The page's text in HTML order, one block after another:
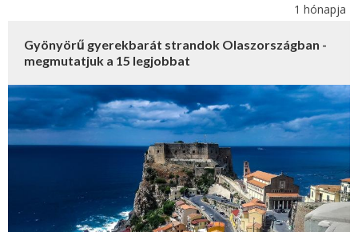
1 hónapja
Gyönyörű gyerekbarát strandok Olaszországban -
megmutatjuk a 15 legjobbat